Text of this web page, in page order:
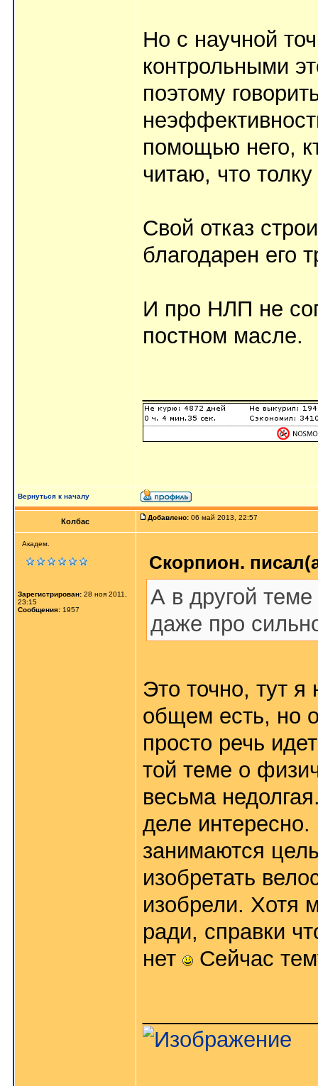
Но с научной
контрольными
поэтому
помощью него,
читаю, что
Свой отказ
благодарен его
И про НЛП не
постном масле.
Вернуться к началу
Колбас Добавлено: 06 май 2013, 22:57
Академ.
Зарегистрирован: 28 ноя 2011,
23:15
Сообщения: 1957
Скорпион.
А в другой
даже про
Это точно, тут я
общем есть, но
просто речь
той теме о
весьма
деле
занимаются
изобретать
изобрели. Хотя
ради, справки
нет
Сейчас